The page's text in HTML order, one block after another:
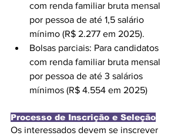
com renda familiar bruta mensal
por pessoa de até 1,5 salário
mínimo (R$ 2.277 em 2025).
Bolsas parciais: Para candidatos
com renda familiar bruta mensal
por pessoa de até 3 salários
mínimos (R$ 4.554 em 2025)
Processo de Inscrição e Seleção
Os interessados devem se inscrever